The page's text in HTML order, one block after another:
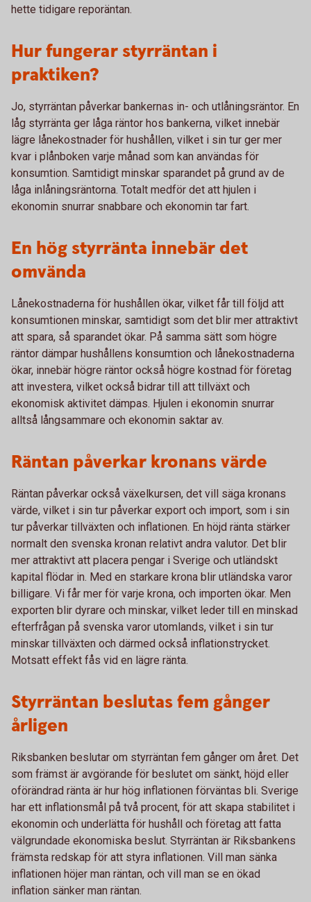
hette tidigare reporäntan.
Hur fungerar styrräntan i
praktiken?
Jo, styrräntan påverkar bankernas in- och utlåningsräntor. En
låg styrränta ger låga räntor hos bankerna, vilket innebär
lägre lånekostnader för hushållen, vilket i sin tur ger mer
kvar i plånboken varje månad som kan användas för
konsumtion. Samtidigt minskar sparandet på grund av de
låga inlåningsräntorna. Totalt medför det att hjulen i
ekonomin snurrar snabbare och ekonomin tar fart.
En hög styrränta innebär det
omvända
Lånekostnaderna för hushållen ökar, vilket får till följd att
konsumtionen minskar, samtidigt som det blir mer attraktivt
att spara, så sparandet ökar. På samma sätt som högre
räntor dämpar hushållens konsumtion och lånekostnaderna
ökar, innebär högre räntor också högre kostnad för företag
att investera, vilket också bidrar till att tillväxt och
ekonomisk aktivitet dämpas. Hjulen i ekonomin snurrar
alltså långsammare och ekonomin saktar av.
Räntan påverkar kronans värde
Räntan påverkar också växelkursen, det vill säga kronans
värde, vilket i sin tur påverkar export och import, som i sin
tur påverkar tillväxten och inflationen. En höjd ränta stärker
normalt den svenska kronan relativt andra valutor. Det blir
mer attraktivt att placera pengar i Sverige och utländskt
kapital flödar in. Med en starkare krona blir utländska varor
billigare. Vi får mer för varje krona, och importen ökar. Men
exporten blir dyrare och minskar, vilket leder till en minskad
efterfrågan på svenska varor utomlands, vilket i sin tur
minskar tillväxten och därmed också inflationstrycket.
Motsatt effekt fås vid en lägre ränta.
Styrräntan beslutas fem gånger
årligen
Riksbanken beslutar om styrräntan fem gånger om året. Det
som främst är avgörande för beslutet om sänkt, höjd eller
oförändrad ränta är hur hög inflationen förväntas bli. Sverige
har ett inflationsmål på två procent, för att skapa stabilitet i
ekonomin och underlätta för hushåll och företag att fatta
välgrundade ekonomiska beslut. Styrräntan är Riksbankens
främsta redskap för att styra inflationen. Vill man sänka
inflationen höjer man räntan, och vill man se en ökad
inflation sänker man räntan.